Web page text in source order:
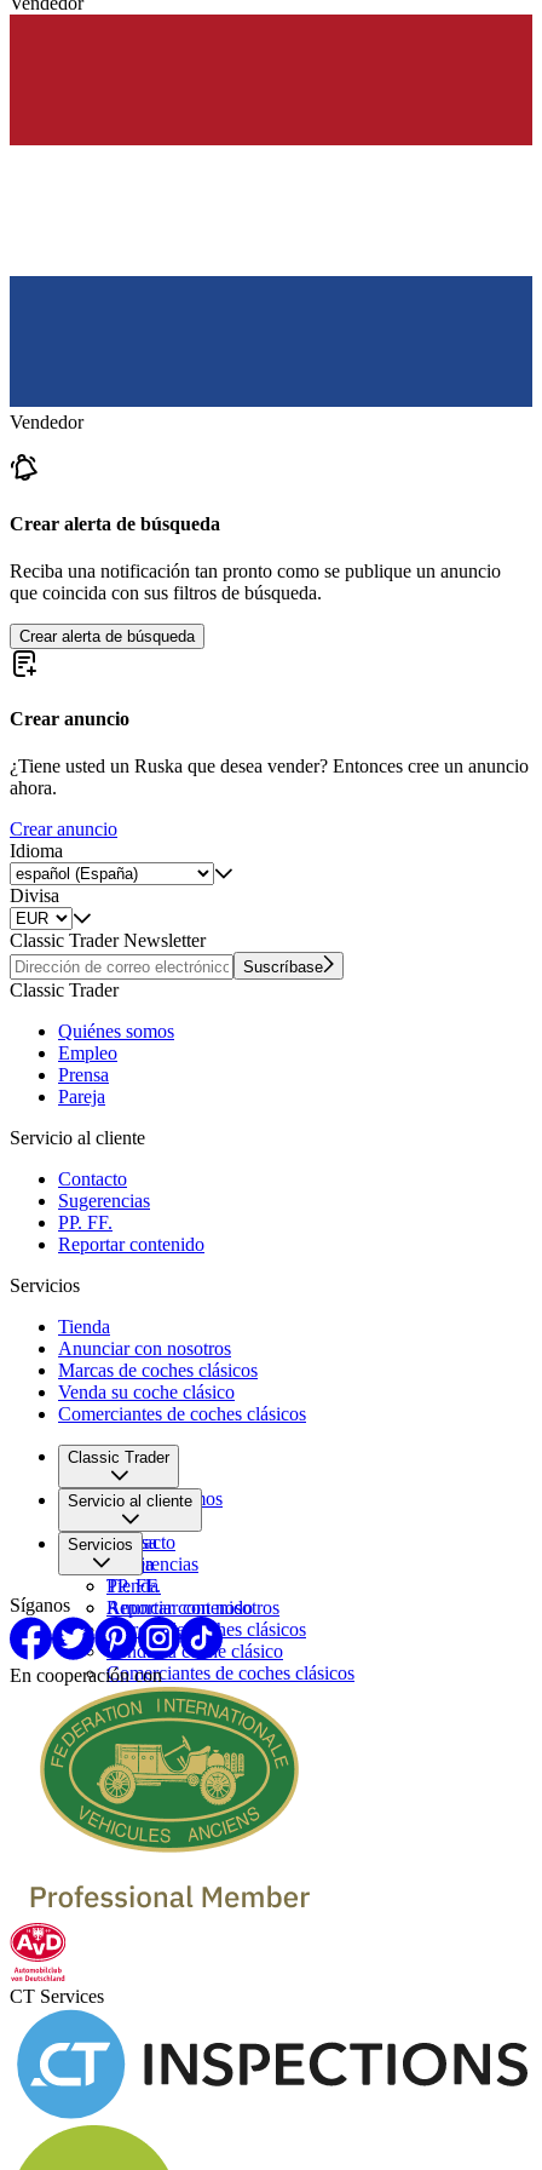
Vendedor
Crear alerta de búsqueda
Reciba una notificación tan pronto como se publique un anuncio
que coincida con sus filtros de búsqueda.
Crear alerta de búsqueda
Crear anuncio
¿Tiene usted un Ruska que desea vender? Entonces cree un anuncio
ahora.
Crear anuncio
Idioma
Divisa
Classic Trader Newsletter
Suscríbase
Classic Trader
Quiénes somos
Empleo
Prensa
Pareja
Servicio al cliente
Contacto
Sugerencias
PP. FF.
Reportar contenido
Servicios
Tienda
Anunciar con nosotros
Marcas de coches clásicos
Venda su coche clásico
Comerciantes de coches clásicos
Classic Trader
Quiénes somos
Empleo
Prensa
Pareja
Servicio al cliente
Contacto
Sugerencias
PP. FF.
Reportar contenido
Servicios
Tienda
Anunciar con nosotros
Marcas de coches clásicos
Venda su coche clásico
Comerciantes de coches clásicos
Síganos
En cooperación con
CT Services